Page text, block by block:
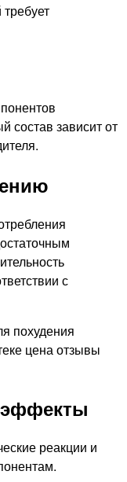
состав зависит от
с
реакции и